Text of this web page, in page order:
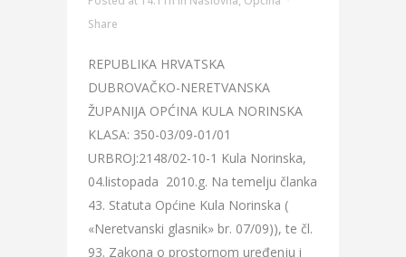
Share
REPUBLIKA HRVATSKA
DUBROVAČKO-NERETVANSKA
ŽUPANIJA OPĆINA KULA NORINSKA
KLASA: 350-03/09-01/01
URBROJ:2148/02-10-1 Kula Norinska,
04.listopada 2010.g. Na temelju članka
43. Statuta Općine Kula Norinska (
«Neretvanski glasnik» br. 07/09)), te čl.
93. Zakona o prostornom uređenju i